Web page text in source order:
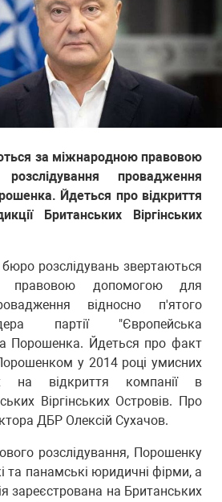
за міжнародною правовою
провадження
Йдеться про відкриття
Британських Віргінських
розслідувань звертаються
правовою допомогою для
відносно п'ятого
партії "Європейська
Порошенка. Йдеться про факт
у 2014 році умисних
на відкриття компанії в
Віргінських Островів. Про
ДБР Олексій Сухачов.
розслідування, Порошенку
та панамські юридичні фірми, а
зареєстрована на Британських